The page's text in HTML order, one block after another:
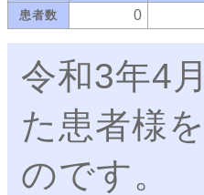
患者数
0
令和3年4
た患者様
のです。